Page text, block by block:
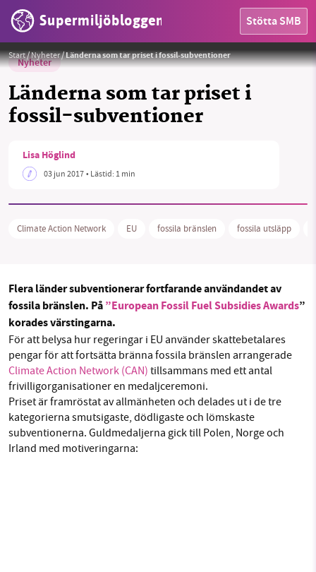
Supermiljöbloggen Stötta SMB
OMRÅDEN
MILJÖFAKTA
Facebook Instagram BlueSky
Threads LinkedIn
Start/Nyheter/Länderna som tar priset i fossil-subventioner
Nyheter
Länderna som tar priset i
fossil-subventioner
Lisa Höglind
03 jun 2017• Lästid: 1 min
Climate Action Network EU fossila bränslen fossila utsläpp
Flera länder subventionerar fortfarande användandet av
fossila bränslen. På”European Fossil Fuel Subsidies Awards”
korades värstingarna.
För att belysa hur regeringar i EU använder skattebetalares
pengar för att fortsätta bränna fossila bränslen arrangerade
Climate Action Network (CAN) tillsammans med ett antal
frivilligorganisationer en medaljceremoni.
Priset är framröstat av allmänheten och delades ut i de tre
kategorierna smutsigaste, dödligaste och lömskaste
subventionerna. Guldmedaljerna gick till Polen, Norge och
Irland med motiveringarna:
SMB kämpar för en hållbar framtid. Sedan
starten 2010 har vår ideella redaktion drivit
miljödebatten framåt genom
nyhetsbevakning och granskningar. Nu vill vi
utveckla vårt arbete – och vi hoppas att du